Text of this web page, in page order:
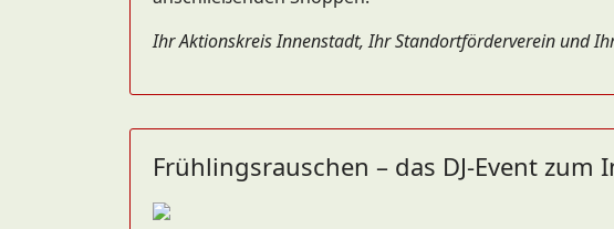
Ihr Aktionskreis Innenstadt, Ihr Standortförderverein und
Frühlingsrauschen – das DJ-Event